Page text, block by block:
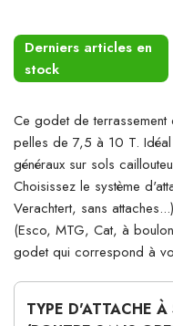
Derniers articles en
stock
Ce godet de
pelles de 7,5 à 10 T.
généraux sur sols
Choisissez le système
Verachtert, sans
(Esco, MTG, Cat, à
godet qui correspond à
TYPE D'ATTACHE